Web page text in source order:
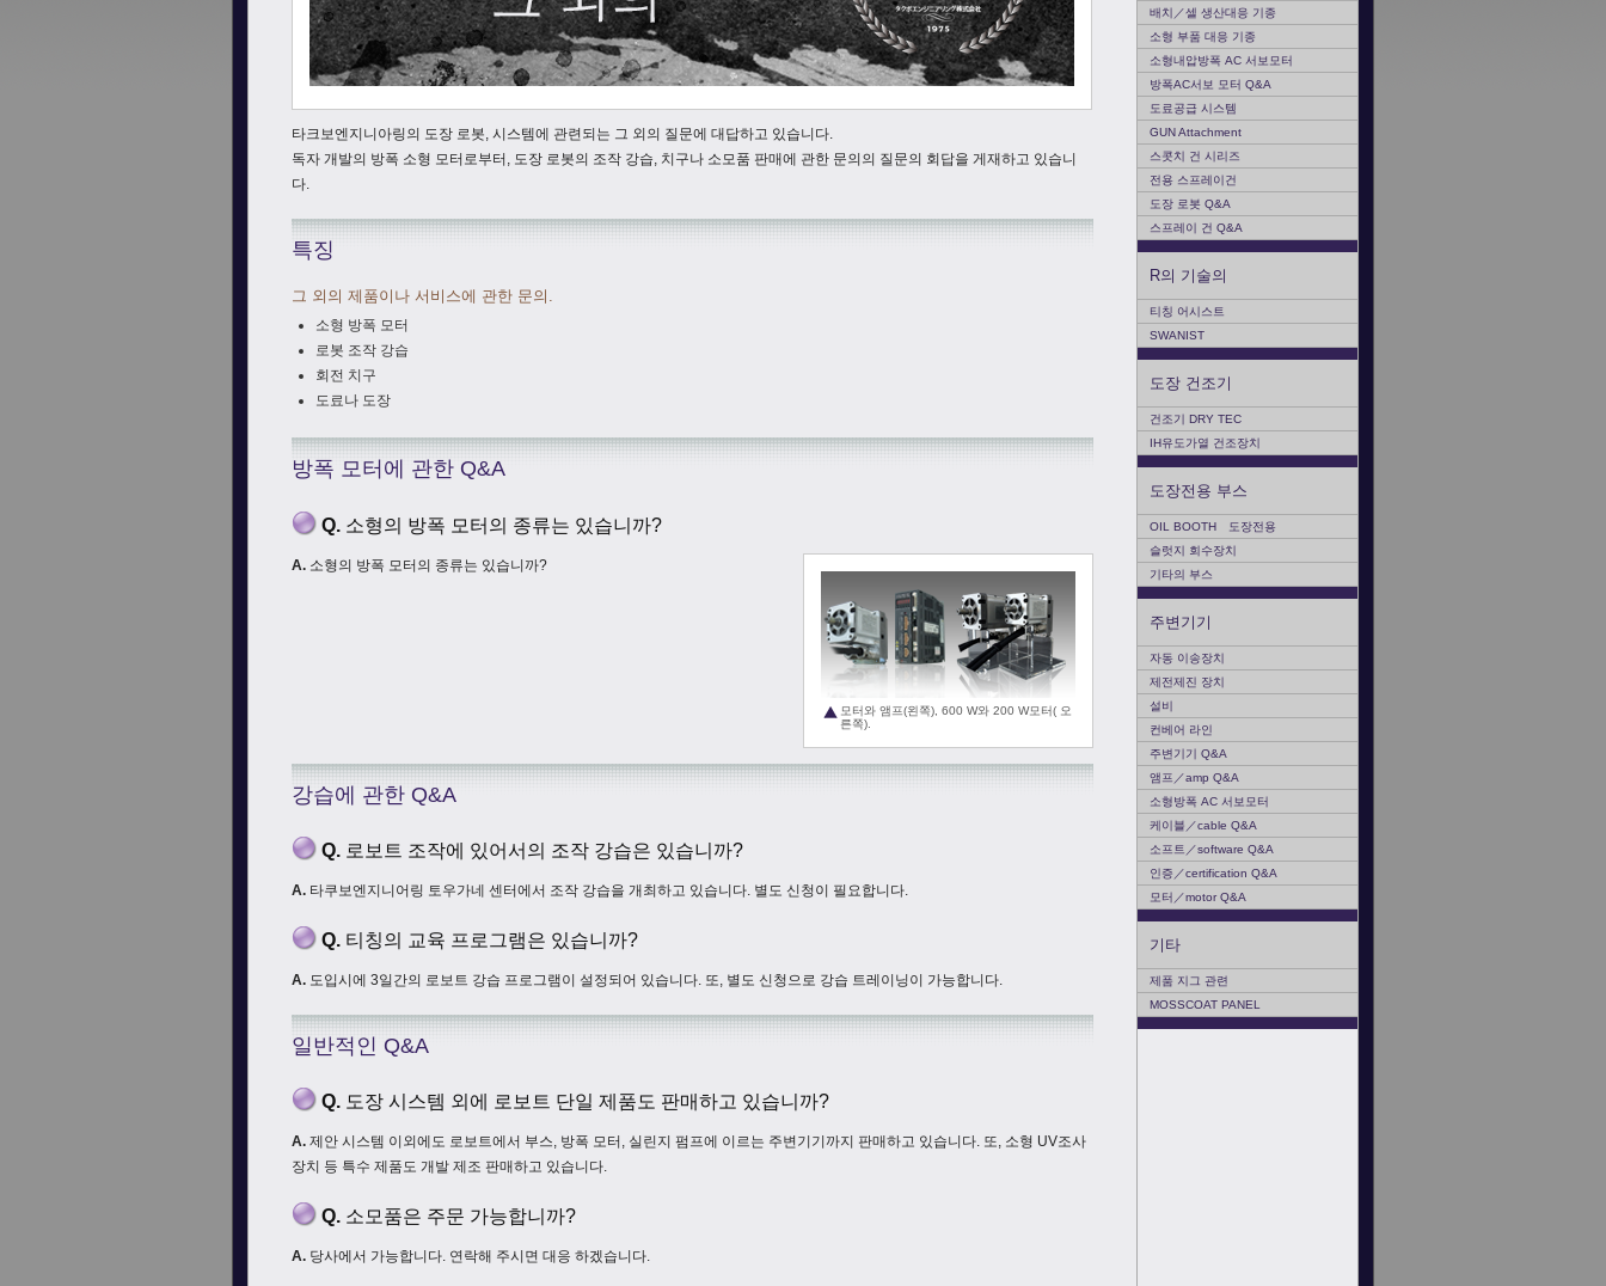
타크보엔지니아링의 도장 로봇, 시스템에 관련되는 그 외의 질문에 대답하고 있습니다.
독자 개발의 방폭 소형 모터로부터, 도장 로봇의 조작 강습, 치구나 소모품 판매에 관한 문의의 질문의 회답을 게재하고 있습니
다.
특징
그 외의 제품이나 서비스에 관한 문의.
소형 방폭 모터
로봇 조작 강습
회전 치구
도료나 도장
방폭 모터에 관한 Q&A
Q. 소형의 방폭 모터의 종류는 있습니까?
모터와 앰프(왼쪽), 600 W와 200 W모터( 오
른쪽).
A. 소형의 방폭 모터의 종류는 있습니까?
강습에 관한 Q&A
Q. 로보트 조작에 있어서의 조작 강습은 있습니까?
A. 타쿠보엔지니어링 토우가네 센터에서 조작 강습을 개최하고 있습니다. 별도 신청이 필요합니다.
Q. 티칭의 교육 프로그램은 있습니까?
A. 도입시에 3일간의 로보트 강습 프로그램이 설정되어 있습니다. 또, 별도 신청으로 강습 트레이닝이 가능합니다.
일반적인 Q&A
Q. 도장 시스템 외에 로보트 단일 제품도 판매하고 있습니까?
A. 제안 시스템 이외에도 로보트에서 부스, 방폭 모터, 실린지 펌프에 이르는 주변기기까지 판매하고 있습니다. 또, 소형 UV조사
장치 등 특수 제품도 개발 제조 판매하고 있습니다.
Q. 소모품은 주문 가능합니까?
A. 당사에서 가능합니다. 연락해 주시면 대응 하겠습니다.
배치／셀 생산대응 기종
소형 부품 대응 기종
소형내압방폭 AC 서보모터
방폭AC서보 모터 Q&A
도료공급 시스템
GUN Attachment
스콧치 건 시리즈
전용 스프레이건
도장 로봇 Q&A
스프레이 건 Q&A
R의 기술의
티칭 어시스트
SWANIST
도장 건조기
건조기 DRY TEC
IH유도가열 건조장치
도장전용 부스
OIL BOOTH 도장전용
슬럿지 회수장치
기타의 부스
주변기기
자동 이송장치
제전제진 장치
설비
컨베어 라인
주변기기 Q&A
앰프／amp Q&A
소형방폭 AC 서보모터
케이블／cable Q&A
소프트／software Q&A
인증／certification Q&A
모터／motor Q&A
기타
제품 지그 관련
MOSSCOAT PANEL